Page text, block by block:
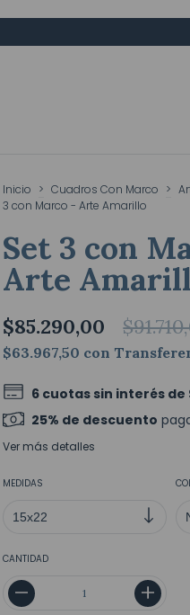
Inicio > Cuadros Con Marco >
3 con Marco - Arte Amarillo
Set 3 con
Arte
$85.290,00
$63.967,50 con
6 cuotas sin interés de
25% de descuento
Ver más detalles
MEDIDAS
CANTIDAD